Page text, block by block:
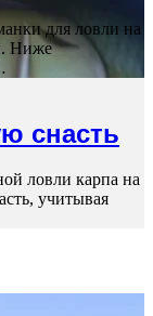
для ловли на
Ниже
снасть
ловли карпа на
учитывая